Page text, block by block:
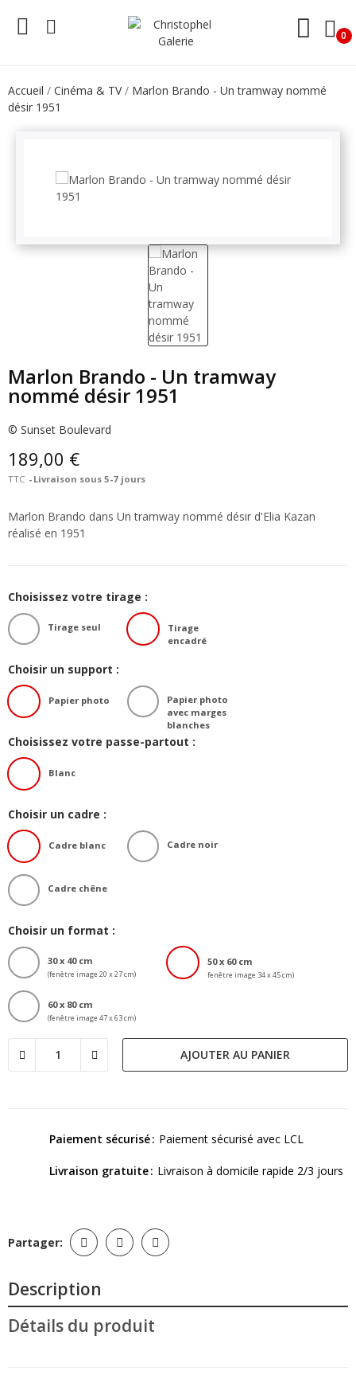
0
Accueil Cinéma & TV
Marlon Brando - Un tramway nommé
désir 1951
Marlon Brando - Un tramway
nommé désir 1951
© Sunset Boulevard
189,00 €
TTC Livraison sous 5-7 jours
Marlon Brando dans Un tramway nommé désir d'Elia Kazan
réalisé en 1951
Choisissez votre tirage :
Tirage seul
Tirage
encadré
Choisir un support :
Papier photo
Papier photo
avec marges
blanches
Choisissez votre passe-partout :
Blanc
Choisir un cadre :
Cadre blanc Cadre noir
Cadre chêne
Choisir un format :
30 x 40 cm
(fenêtre image 20 x 27 cm)
50 x 60 cm
fenêtre image 34 x 45 cm)
60 x 80 cm
(fenêtre image 47 x 63 cm)
AJOUTER AU PANIER
Paiement sécurisé Paiement sécurisé avec LCL
Livraison gratuite Livraison à domicile rapide 2/3 jours
Partager:
Description
Détails du produit